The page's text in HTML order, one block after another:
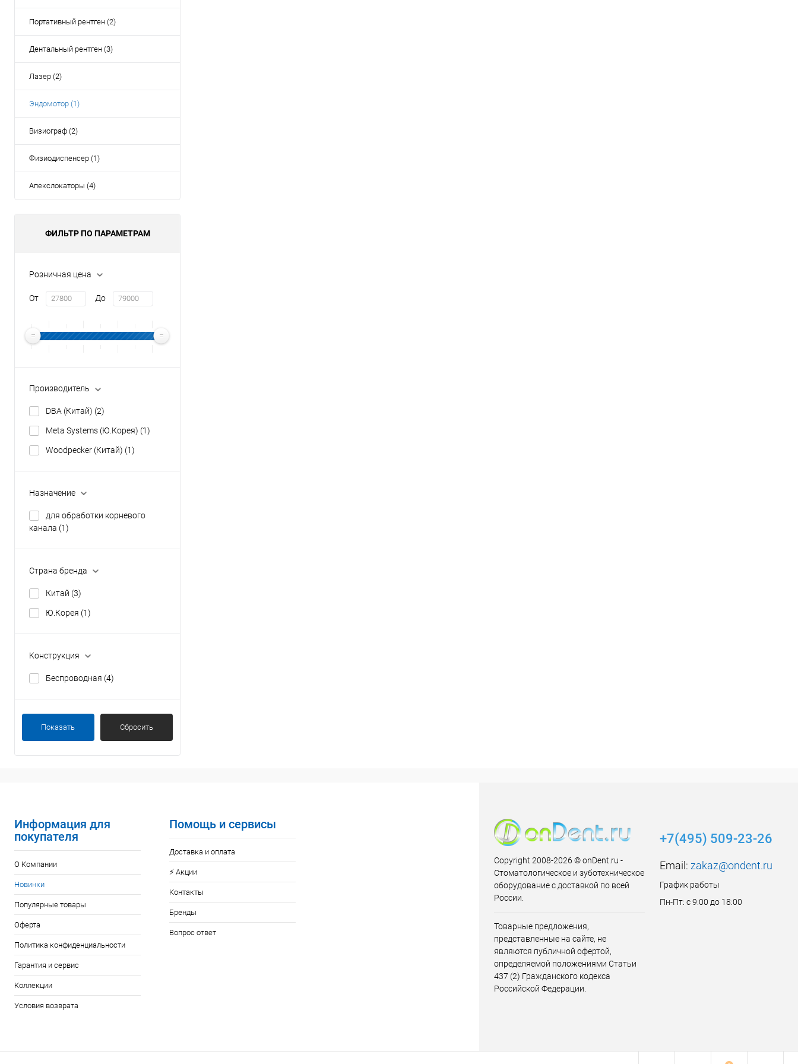
Портативный рентген (2)
Дентальный рентген (3)
Лазер (2)
Эндомотор (1)
Визиограф (2)
Физиодиспенсер (1)
Апекслокаторы (4)
ФИЛЬТР ПО ПАРАМЕТРАМ
Розничная цена
От До
Производитель
DBA (Китай) (2)
Meta Systems (Ю.Корея) (1)
Woodpecker (Китай) (1)
Назначение
для обработки корневого
канала (1)
Страна бренда
Китай (3)
Ю.Корея (1)
Конструкция
Беспроводная (4)
Показать Сбросить
Информация для
покупателя
О Компании
Новинки
Популярные товары
Оферта
Политика конфиденциальности
Гарантия и сервис
Коллекции
Условия возврата
Помощь и сервисы
Доставка и оплата
⚡️ Акции
Контакты
Бренды
Вопрос ответ
Copyright 2008-2026 © onDent.ru -
Стоматологическое и зуботехническое
оборудование с доставкой по всей
России.
Товарные предложения,
представленные на сайте, не
являются публичной офертой,
определяемой положениями Статьи
437 (2) Гражданского кодекса
Российской Федерации.
+7(495) 509-23-26
Email: zakaz@ondent.ru
График работы
Пн-Пт: с 9:00 до 18:00